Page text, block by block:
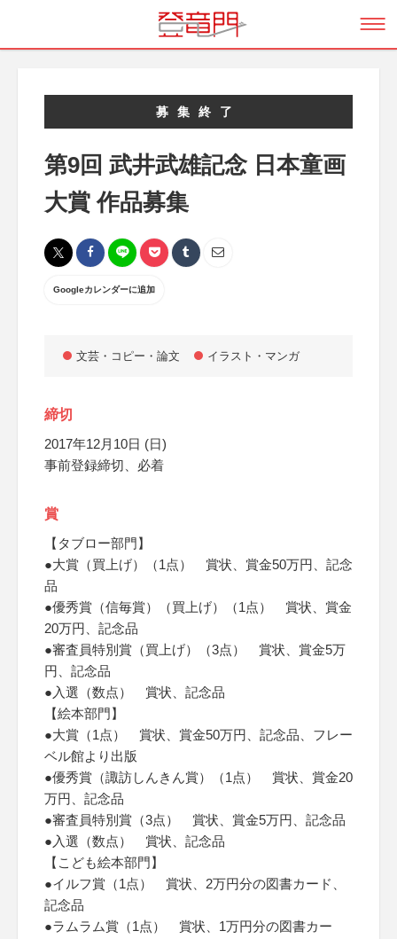
募集終了
第9回 武井武雄記念 日本童画
大賞 作品募集
Googleカレンダーに追加
文芸・コピー・論文 イラスト・マンガ
締切
2017年12月10日 (日)
事前登録締切、必着
賞
【タブロー部門】
●大賞（買上げ）（1点） 賞状、賞金50万円、記念
品
●優秀賞（信毎賞）（買上げ）（1点） 賞状、賞金
20万円、記念品
●審査員特別賞（買上げ）（3点） 賞状、賞金5万
円、記念品
●入選（数点） 賞状、記念品
【絵本部門】
●大賞（1点） 賞状、賞金50万円、記念品、フレー
ベル館より出版
●優秀賞（諏訪しんきん賞）（1点） 賞状、賞金20
万円、記念品
●審査員特別賞（3点） 賞状、賞金5万円、記念品
●入選（数点） 賞状、記念品
【こども絵本部門】
●イルフ賞（1点） 賞状、2万円分の図書カード、
記念品
●ラムラム賞（1点） 賞状、1万円分の図書カー